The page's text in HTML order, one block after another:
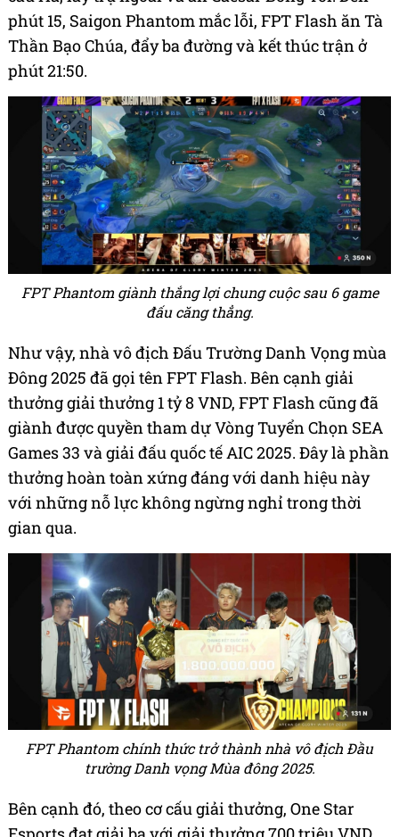
phút 15, Saigon Phantom mắc lỗi, FPT Flash ăn Tà
Thần Bạo Chúa, đẩy ba đường và kết thúc trận ở
phút 21:50.
FPT Phantom giành thắng lợi chung cuộc sau 6 game
đấu căng thẳng.
Như vậy, nhà vô địch Đấu Trường Danh Vọng mùa
Đông 2025 đã gọi tên FPT Flash. Bên cạnh giải
thưởng giải thưởng 1 tỷ 8 VND, FPT Flash cũng đã
giành được quyền tham dự Vòng Tuyển Chọn SEA
Games 33 và giải đấu quốc tế AIC 2025. Đây là phần
thưởng hoàn toàn xứng đáng với danh hiệu này
với những nỗ lực không ngừng nghỉ trong thời
gian qua.
FPT Phantom chính thức trở thành nhà vô địch Đầu
trường Danh vọng Mùa đông 2025.
Bên cạnh đó, theo cơ cấu giải thưởng, One Star